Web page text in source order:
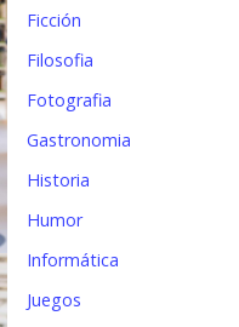
Ficción
Filosofia
Fotografia
Gastronomia
Historia
Humor
Informática
Juegos